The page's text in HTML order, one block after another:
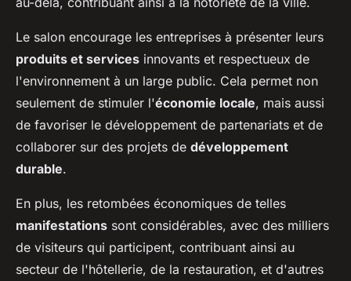
Le salon encourage les entreprises à présenter leurs
produits et services innovants et respectueux de
l'environnement à un large public. Cela permet non
seulement de stimuler l'économie locale, mais aussi
de favoriser le développement de partenariats et de
collaborer sur des projets de développement
durable.
En plus, les retombées économiques de telles
manifestations sont considérables, avec des milliers
de visiteurs qui participent, contribuant ainsi au
secteur de l'hôtellerie, de la restauration, et d'autres